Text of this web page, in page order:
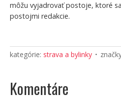
môžu vyjadrovať postoje, ktoré
postojmi redakcie.
kategórie: strava a bylinky
Komentáre